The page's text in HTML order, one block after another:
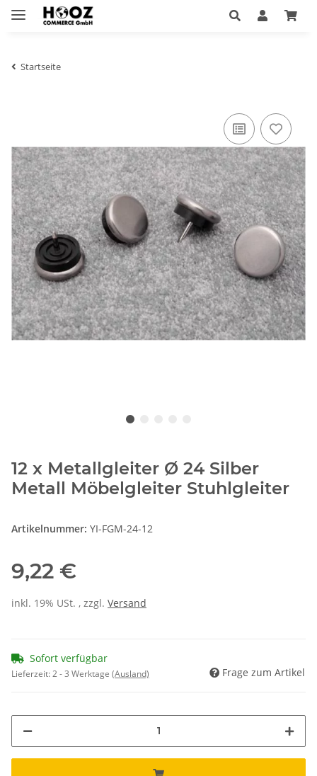
Startseite
12 x Metallgleiter Ø 24 Silber
Metall Möbelgleiter Stuhlgleiter
Artikelnummer: YI-FGM-24-12
9,22 €
inkl. 19% USt. , zzgl. Versand
Sofort verfügbar
Lieferzeit:2 - 3 Werktage (Ausland) Frage zum Artikel